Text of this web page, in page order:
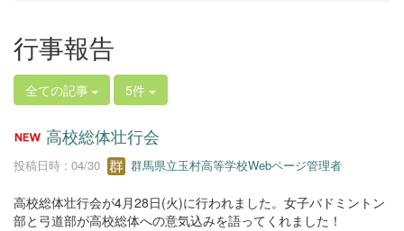
行事報告
全ての記事 5件
高校総体壮行会
投稿日時 : 04/30 群馬県立玉村高等学校Webページ管理者
高校総体壮行会が4月28日(火)に行われました。女子バドミントン
部と弓道部が高校総体への意気込みを語ってくれました！